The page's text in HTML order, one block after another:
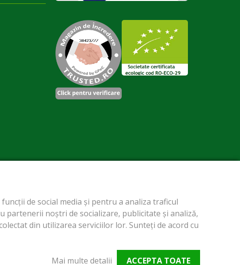
de social media și pentru a analiza traficul
noștri de socializare, publicitate și analiză,
din utilizarea serviciilor lor. Sunteți de acord cu
Mai multe detalii ACCEPTA TOATE